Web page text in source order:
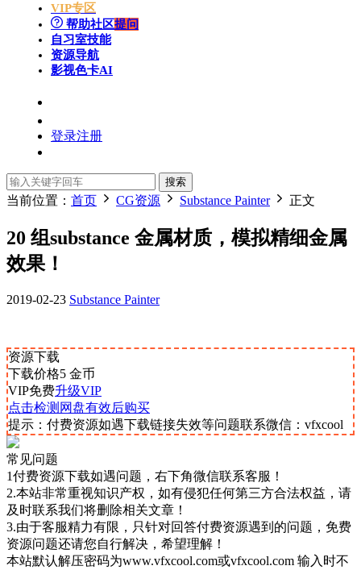
VIP专区
帮助社区提问
自习室技能
资源导航
影视色卡AI
登录注册
搜索
当前位置： 首页 CG资源 Substance Painter 正文
20 组substance 金属材质，模拟精细金属
效果！
2019-02-23 Substance Painter
资源下载
下载价格5 金币
VIP免费升级VIP
点击检测网盘有效后购买
提示：付费资源如遇下载链接失效等问题联系微信：vfxcool
常见问题
1付费资源下载如遇问题，右下角微信联系客服！
2.本站非常重视知识产权，如有侵犯任何第三方合法权益，请
及时联系我们将删除相关文章！
3.由于客服精力有限，只针对回答付费资源遇到的问题，免费
资源问题还请您自行解决，希望理解！
本站默认解压密码为www.vfxcool.com或vfxcool.com 输入时不